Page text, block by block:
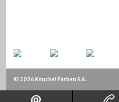
© 2026 Knuchel Farben S.A.